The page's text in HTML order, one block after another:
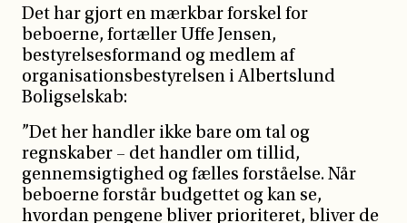
Det har gjort en mærkbar forskel for
beboerne, fortæller Uffe Jensen,
bestyrelsesformand og medlem af
organisationsbestyrelsen i Albertslund
Boligselskab:
”Det her handler ikke bare om tal og
regnskaber – det handler om tillid,
gennemsigtighed og fælles forståelse. Når
beboerne forstår budgettet og kan se,
hvordan pengene bliver prioriteret, bliver de